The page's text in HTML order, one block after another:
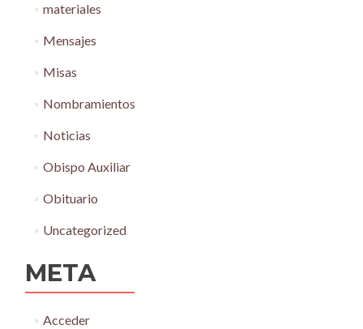
materiales
Mensajes
Misas
Nombramientos
Noticias
Obispo Auxiliar
Obituario
Uncategorized
META
Acceder